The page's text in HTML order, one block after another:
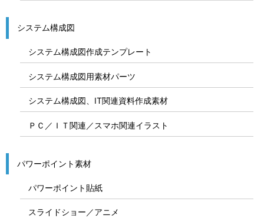
システム構成図
システム構成図作成テンプレート
システム構成図用素材パーツ
システム構成図、IT関連資料作成素材
ＰＣ／ＩＴ関連／スマホ関連イラスト
パワーポイント素材
パワーポイント貼紙
スライドショー／アニメ